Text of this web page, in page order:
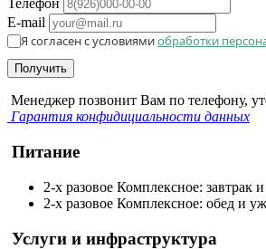
Телефон
E-mail
Я согласен с условиямиобработки
Получить
Менеджер позвонит Вам по телефону,
Гарантия конфидициальности данных
Питание
2-х разовое Комплексное: завтрак
2-х разовое Комплексное: обед и
Услуги и инфраструктура